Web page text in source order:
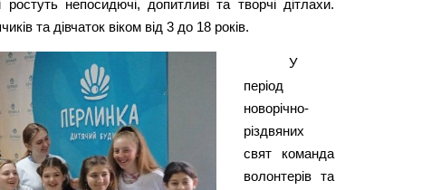
непосидючі, допитливі та творчі дітлахи.
та дівчаток віком від 3 до 18 років.
У
період
новорічно-
різдвяних
свят команда
волонтерів та